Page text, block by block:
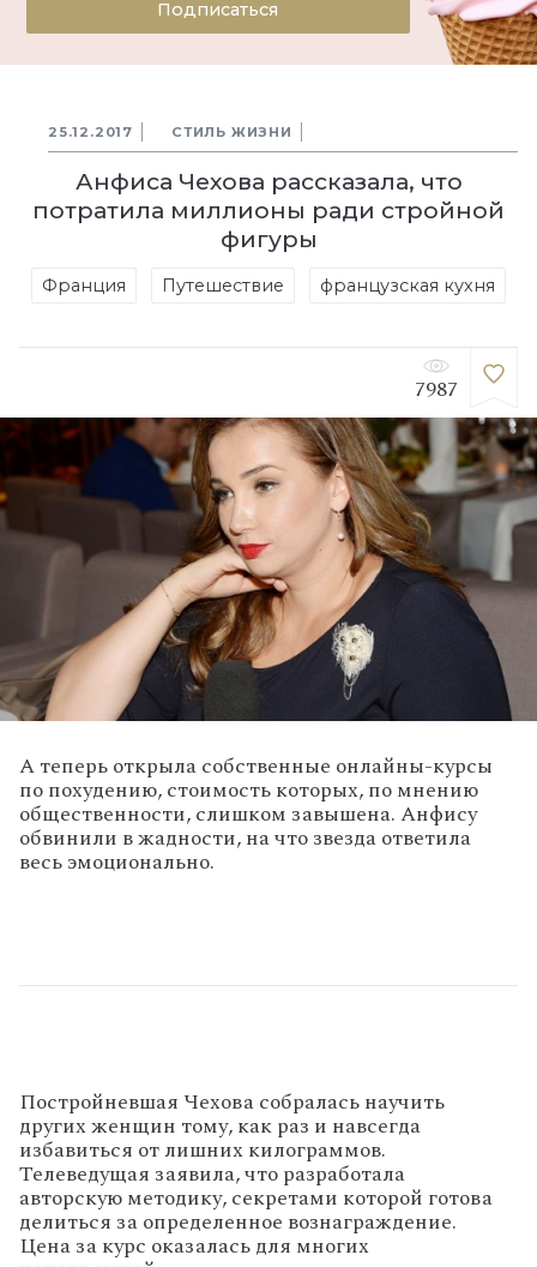
Подписаться
25.12.2017 СТИЛЬ ЖИЗНИ
Анфиса Чехова рассказала, что
потратила миллионы ради стройной
фигуры
Франция Путешествие французская кухня
7987
А теперь открыла собственные онлайны-курсы
по похудению, стоимость которых, по мнению
общественности, слишком завышена. Анфису
обвинили в жадности, на что звезда ответила
весь эмоционально.
Постройневшая Чехова собралась научить
других женщин тому, как раз и навсегда
избавиться от лишних килограммов.
Телеведущая заявила, что разработала
авторскую методику, секретами которой готова
делиться за определенное вознаграждение.
Цена за курс оказалась для многих